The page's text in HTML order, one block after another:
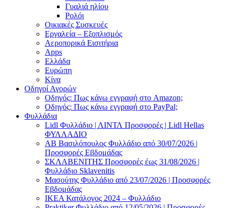
Γυαλιά ηλίου
Ρολόι
Οικιακές Συσκευές
Εργαλεία – Εξοπλισμός
Αεροπορικά Εισιτήρια
Apps
Ελλάδα
Ευρώπη
Κίνα
Οδηγοί Αγορών
Οδηγός: Πως κάνω εγγραφή στο Amazon;
Οδηγός: Πως κάνω εγγραφή στο PayPal;
Φυλλάδια
Lidl Φυλλάδιο | ΛΙΝΤΛ Προσφορές | Lidl Hellas
ΦΥΛΛΑΔΙΟ
AB Βασιλόπουλος Φυλλάδιο από 30/07/2026 |
Προσφορές Εβδομάδας
ΣΚΛΑΒΕΝΙΤΗΣ Προσφορές έως 31/08/2026 |
Φυλλάδιο Sklavenitis
Μασούτης Φυλλάδιο από 23/07/2026 | Προσφορές
Εβδομάδας
ΙΚΕΑ Κατάλογος 2024 – Φυλλάδιο